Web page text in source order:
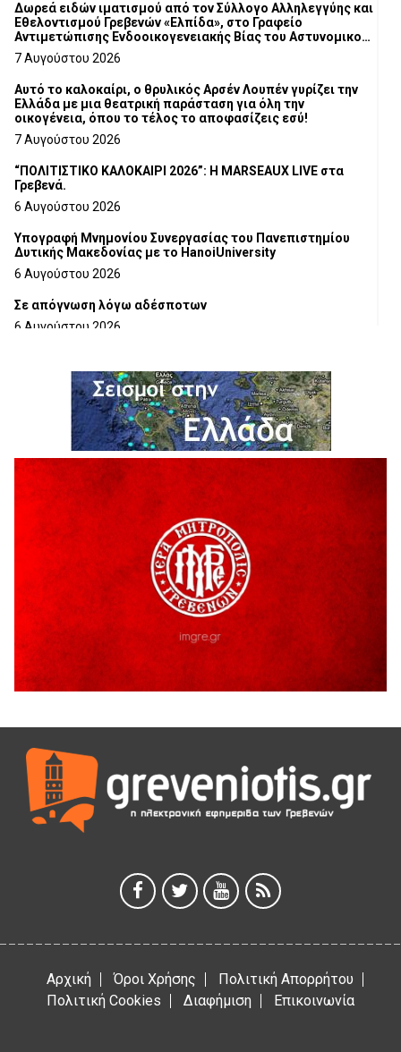
Δωρεά ειδών ιματισμού από τον Σύλλογο Αλληλεγγύης και
Εθελοντισμού Γρεβενών «Ελπίδα», στο Γραφείο
Αντιμετώπισης Ενδοοικογενειακής Βίας του Αστυνομικού
Τμήματος Γρεβενών
7 Αυγούστου 2026
Αυτό το καλοκαίρι, ο θρυλικός Αρσέν Λουπέν γυρίζει την
Ελλάδα με μια θεατρική παράσταση για όλη την
οικογένεια, όπου το τέλος το αποφασίζεις εσύ!
7 Αυγούστου 2026
“ΠΟΛΙΤΙΣΤΙΚΟ ΚΑΛΟΚΑΙΡΙ 2026”: Η MARSEAUX LIVE στα
Γρεβενά.
6 Αυγούστου 2026
Υπογραφή Μνημονίου Συνεργασίας του Πανεπιστημίου
Δυτικής Μακεδονίας με το HanoiUniversity
6 Αυγούστου 2026
Σε απόγνωση λόγω αδέσποτων
6 Αυγούστου 2026
6 Αυγούστου 2026
Ολοκληρώνεται η ασφαλτόστρωση της οδού Περιβόλι –
6 Αυγούστου 2026
H παραδοχή λαθών είναι (και) δύναμη
5 Αυγούστου 2026
Ο ΑΝΔΡΕΑΣ ΑΣΛΑΝΙΔΗΣ ΣΥΝΕΧΙΖΕΙ ΣΤΟΝ ΠΡΩΤΕΑ
ΓΡΕΒΕΝΩΝ
5 Αυγούστου 2026
Ευχαριστήριο Εκπολιτιστικού Συλλόγου Ταξιάρχη προς κ.
Παρασχάκη Αθανάσιο
5 Αυγούστου 2026
Διακοπή υδροδότησης του Α΄ κλάδου ύδρευσης
5 Αυγούστου 2026
Θερινό Σινεμά στο πλαίσιο του «Πολιτιστικού
Καλοκαιριού 2026» με την βραβευμένη ταινία «Μικρές
Ανάσες».
5 Αυγούστου 2026
5 Αυγούστου 2026
Αρχική Όροι Χρήσης
Πολιτική Απορρήτου
Πολιτική Cookies
Διαφήμιση Επικοινωνία